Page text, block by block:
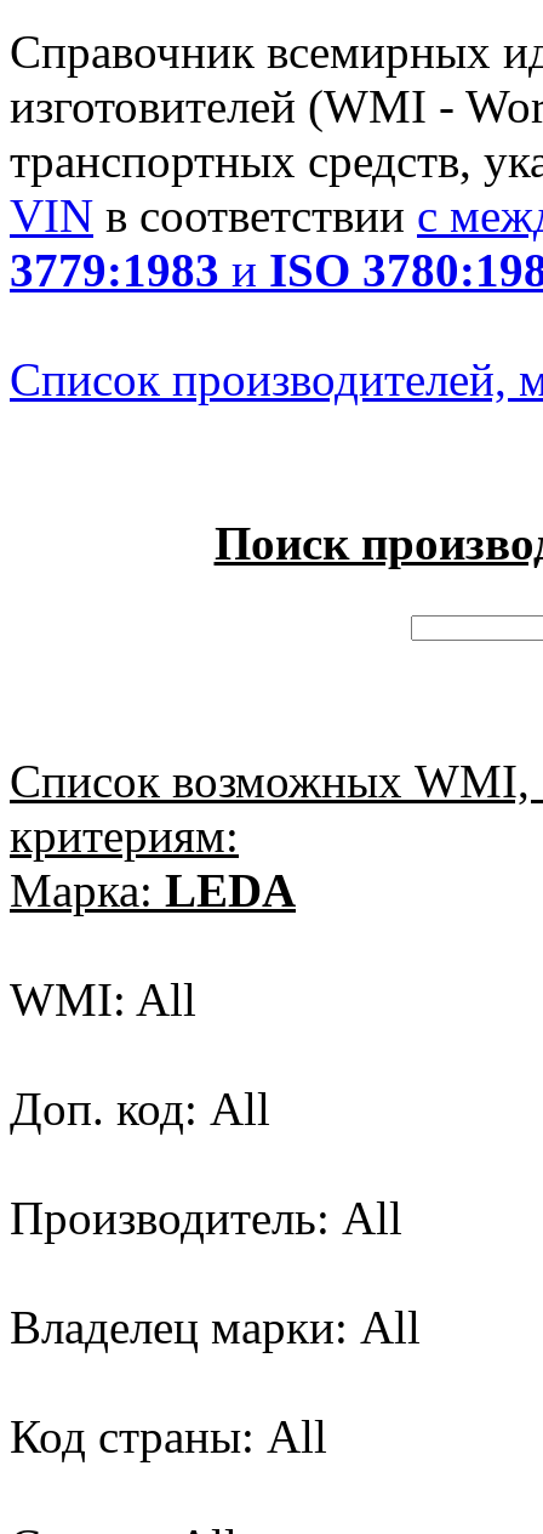
Справочник всемирных
изготовителей (WMI -
транспортных средств,
VIN в соответствии с
3779:1983 и ISO
Список производителей,
Поиск
Список возможных
критериям:
Марка: LEDA
WMI: All
Доп. код: All
Производитель: All
Владелец марки: All
Код страны: All